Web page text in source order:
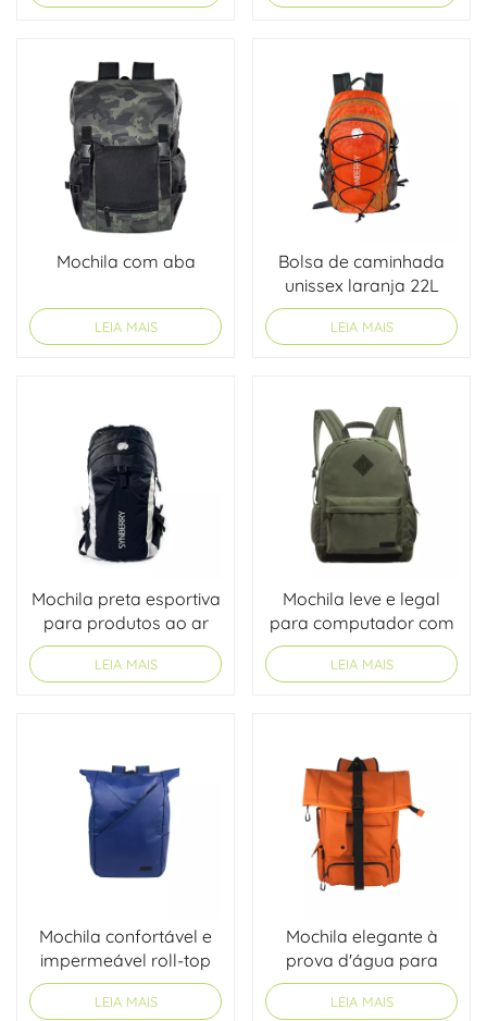
Mochila com aba
LEIA MAIS
Bolsa de caminhada
unissex laranja 22L
LEIA MAIS
Mochila preta esportiva
para produtos ao ar
livre OEM
LEIA MAIS
Mochila leve e legal
para computador com
design moderno
personalizado para
LEIA MAIS
Mochila confortável e
impermeável roll-top
elegante
LEIA MAIS
Mochila elegante à
prova d'água para
exterior de grande
capacidade
LEIA MAIS